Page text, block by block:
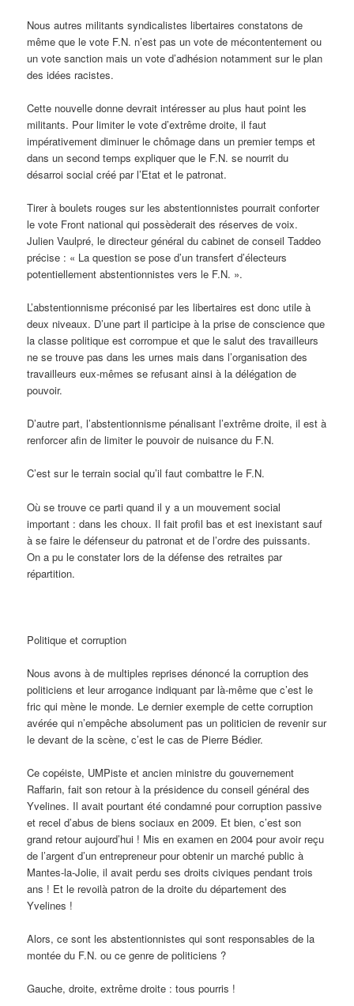
Nous autres militants syndicalistes libertaires constatons de
même que le vote F.N. n’est pas un vote de mécontentement ou
un vote sanction mais un vote d’adhésion notamment sur le plan
des idées racistes.
Cette nouvelle donne devrait intéresser au plus haut point les
militants. Pour limiter le vote d’extrême droite, il faut
impérativement diminuer le chômage dans un premier temps et
dans un second temps expliquer que le F.N. se nourrit du
désarroi social créé par l’Etat et le patronat.
Tirer à boulets rouges sur les abstentionnistes pourrait conforter
le vote Front national qui possèderait des réserves de voix.
Julien Vaulpré, le directeur général du cabinet de conseil Taddeo
précise : « La question se pose d’un transfert d’électeurs
potentiellement abstentionnistes vers le F.N. ».
L’abstentionnisme préconisé par les libertaires est donc utile à
deux niveaux. D’une part il participe à la prise de conscience que
la classe politique est corrompue et que le salut des travailleurs
ne se trouve pas dans les urnes mais dans l’organisation des
travailleurs eux-mêmes se refusant ainsi à la délégation de
pouvoir.
D’autre part, l’abstentionnisme pénalisant l’extrême droite, il est à
renforcer afin de limiter le pouvoir de nuisance du F.N.
C’est sur le terrain social qu’il faut combattre le F.N.
Où se trouve ce parti quand il y a un mouvement social
important : dans les choux. Il fait profil bas et est inexistant sauf
à se faire le défenseur du patronat et de l’ordre des puissants.
On a pu le constater lors de la défense des retraites par
répartition.
Politique et corruption
Nous avons à de multiples reprises dénoncé la corruption des
politiciens et leur arrogance indiquant par là-même que c’est le
fric qui mène le monde. Le dernier exemple de cette corruption
avérée qui n’empêche absolument pas un politicien de revenir sur
le devant de la scène, c’est le cas de Pierre Bédier.
Ce copéiste, UMPiste et ancien ministre du gouvernement
Raffarin, fait son retour à la présidence du conseil général des
Yvelines. Il avait pourtant été condamné pour corruption passive
et recel d’abus de biens sociaux en 2009. Et bien, c’est son
grand retour aujourd’hui ! Mis en examen en 2004 pour avoir reçu
de l’argent d’un entrepreneur pour obtenir un marché public à
Mantes-la-Jolie, il avait perdu ses droits civiques pendant trois
ans ! Et le revoilà patron de la droite du département des
Yvelines !
Alors, ce sont les abstentionnistes qui sont responsables de la
montée du F.N. ou ce genre de politiciens ?
Gauche, droite, extrême droite : tous pourris !